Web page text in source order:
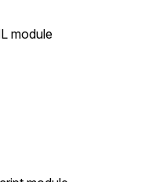
module